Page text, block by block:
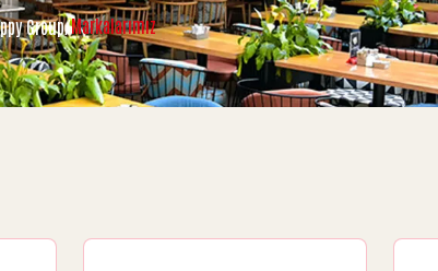
Group/Markalarımız